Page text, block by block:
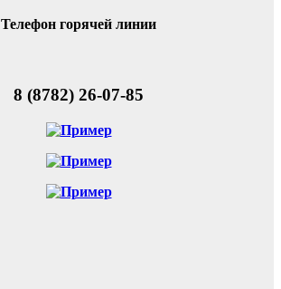
Телефон горячей линии
8 (8782) 26-07-85